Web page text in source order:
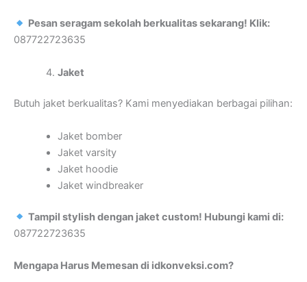
Pesan seragam sekolah berkualitas sekarang! Klik:
087722723635
Jaket
Butuh jaket berkualitas? Kami menyediakan berbagai pilihan:
Jaket bomber
Jaket varsity
Jaket hoodie
Jaket windbreaker
Tampil stylish dengan jaket custom! Hubungi kami di:
087722723635
Mengapa Harus Memesan di idkonveksi.com?